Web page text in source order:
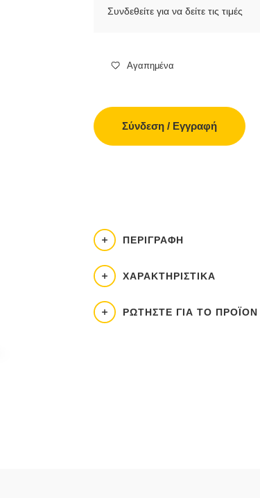
Συνδεθείτε για να δείτε τις τιμές
Αγαπημένα
Σύνδεση / Εγγραφή
ΠΕΡΙΓΡΑΦΉ
ΧΑΡΑΚΤΗΡΙΣΤΙΚΆ
ΡΩΤΉΣΤΕ ΓΙΑ ΤΟ ΠΡΟΪΌΝ